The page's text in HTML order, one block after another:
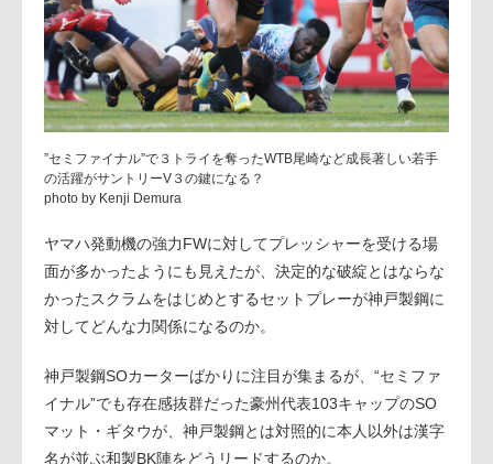
”セミファイナル”で３トライを奪ったWTB尾崎など成長著しい若手
の活躍がサントリーV３の鍵になる？
photo by Kenji Demura
ヤマハ発動機の強力FWに対してプレッシャーを受ける場
面が多かったようにも見えたが、決定的な破綻とはならな
かったスクラムをはじめとするセットプレーが神戸製鋼に
対してどんな力関係になるのか。
神戸製鋼SOカーターばかりに注目が集まるが、“セミファ
イナル”でも存在感抜群だった豪州代表103キャップのSO
マット・ギタウが、神戸製鋼とは対照的に本人以外は漢字
名が並ぶ和製BK陣をどうリードするのか。